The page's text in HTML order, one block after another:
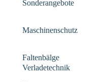
Sonderangebote
Maschinenschutz
Faltenbälge
Verladetechnik